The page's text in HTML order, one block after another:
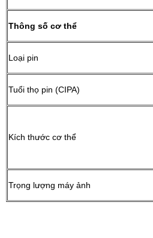
Thông số cơ thể
Loại pin
Tuổi thọ pin (CIPA)
Kích thước cơ thể
Trọng lượng máy ảnh